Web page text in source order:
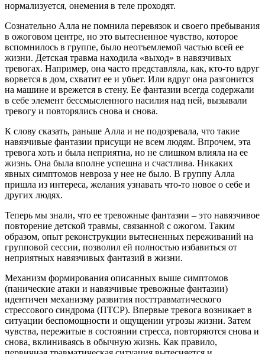
нормализуется, онемения в теле проходят.
Сознательно Алла не помнила перевязок и своего пребывания
в ожоговом центре, но это вытесненное чувство, которое
вспомнилось в группе, было неотъемлемой частью всей ее
жизни. Детская травма находила «выход» в навязчивых
тревогах. Например, она часто представляла, как, кто-то вдруг
ворвется в дом, схватит ее и убьет. Или вдруг она разгонится
на машине и врежется в стену. Ее фантазии всегда содержали
в себе элемент бессмысленного насилия над ней, вызывали
тревогу и повторялись снова и снова.
К слову сказать, раньше Алла и не подозревала, что такие
навязчивые фантазии присущи не всем людям. Впрочем, эта
тревога хоть и была неприятна, но не слишком влияла на ее
жизнь. Она была вполне успешна и счастлива. Никаких
явных симптомов невроза у нее не было. В группу Алла
пришла из интереса, желания узнавать что-то новое о себе и
других людях.
Теперь мы знали, что ее тревожные фантазии – это навязчивое
повторение детской травмы, связанной с ожогом. Таким
образом, опыт реконструкции вытесненных переживаний на
групповой сессии, позволил ей полностью избавиться от
неприятных навязчивых фантазий в жизни.
Механизм формирования описанных выше симптомов
(панические атаки и навязчивые тревожные фантазии)
идентичен механизму развития посттравматического
стрессового синдрома (ПТСР). Впервые тревога возникает в
ситуации беспомощности и ощущении угрозы жизни. Затем
чувства, пережитые в состоянии стресса, повторяются снова и
снова, вклиниваясь в обычную жизнь. Как правило,